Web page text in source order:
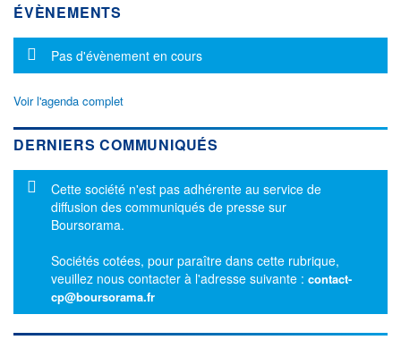
ÉVÈNEMENTS
Message d'information
Pas d'évènement en cours
Voir l'agenda complet
DERNIERS COMMUNIQUÉS
Message d'information
Cette société n'est pas adhérente au service de
diffusion des communiqués de presse sur
Boursorama.
Sociétés cotées, pour paraître dans cette rubrique,
veuillez nous contacter à l'adresse suivante : contact-
cp@boursorama.fr